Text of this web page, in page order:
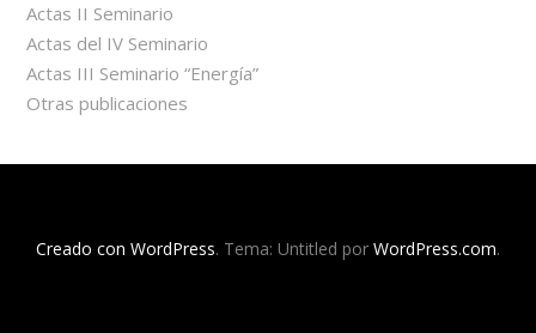
Actas II Seminario
Actas del IV Seminario
Actas III Seminario “Energía”
Otras publicaciones
Creado con WordPress. Tema: Untitled por WordPress.com.